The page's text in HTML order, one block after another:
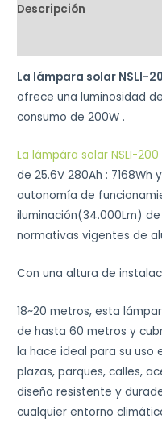
Descripción
La lámpara solar NSLI-
ofrece una luminosidad
consumo de 200W .
La lámpára solar NSLI-200
de 25.6V 280Ah :
autonomía de
iluminación(34.000Lm)
normativas vigentes de
Con una altura de
18~20 metros, esta
de hasta 60 metros y
la hace ideal para su uso
plazas, parques, calles,
diseño resistente y
cualquier entorno